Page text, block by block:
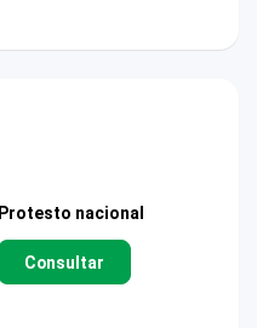
Protesto nacional
Consultar